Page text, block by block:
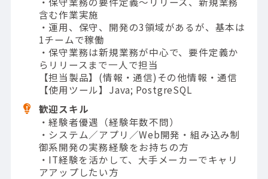
含む作業実施
・運用、保守、開発の3領域があるが、基本は
1チームで稼働
・保守業務は新規業務が中心で、要件定義か
らリリースまで一人で担当
【担当製品】(情報・通信)その他情報・通信
【使用ツール】Java; PostgreSQL
歓迎スキル
・経験者優遇（経験年数不問）
・システム／アプリ／Web開発・組み込み制
御系開発の実務経験をお持ちの方
・IT経験を活かして、大手メーカーでキャリ
アアップしたい方